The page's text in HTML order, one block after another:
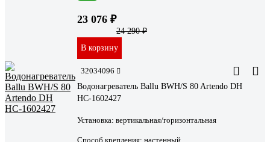
23 076 ₽
24 290 ₽
В корзину
32034096
Водонагреватель Ballu BWH/S 80 Artendo DH
НС-1602427
Установка: вертикальная/горизонтальная
Способ крепления: настенный